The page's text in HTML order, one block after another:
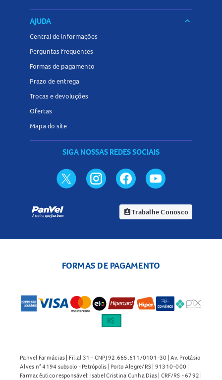
AJUDA keyboard_arrow_down
Central de informações
Perguntas frequentes
Formas de pagamento
Prazo de entrega
Trocas e devoluções
Ofertas
Mapa do site
SIGA NOSSAS REDES SOCIAIS
assignment_indTrabalhe Conosco
FORMAS DE PAGAMENTO
Panvel Farmácias | Filial 31 - CNPJ 92.665.611/0101-30 | Av. Protásio
Alves n° 4194 subsolo - Petrópolis | Porto Alegre/RS | 91310-000 |
Farmacêutico responsável: Isabel Cristina Cunha Dias | CRF/RS - 6792 |